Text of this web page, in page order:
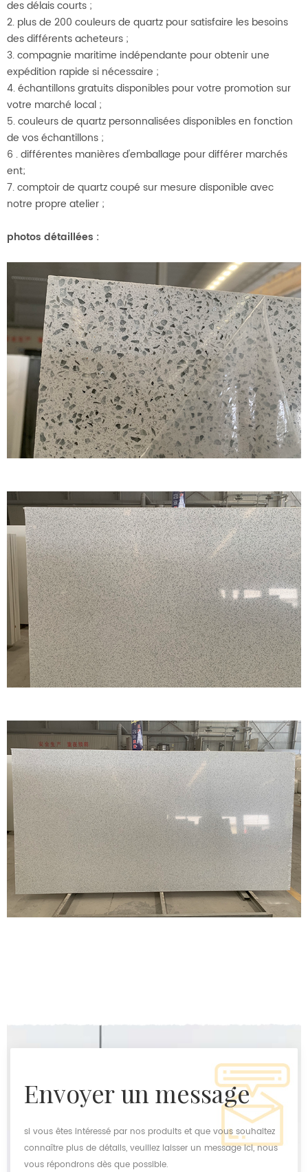
des délais courts ;
2. plus de 200 couleurs de quartz pour satisfaire les besoins
des différents acheteurs ;
3. compagnie maritime indépendante pour obtenir une
expédition rapide si nécessaire ;
4. échantillons gratuits disponibles pour votre promotion sur
votre marché local ;
5. couleurs de quartz personnalisées disponibles en fonction
de vos échantillons ;
6 . différentes manières d'emballage pour différer marchés
ent;
7. comptoir de quartz coupé sur mesure disponible avec
notre propre atelier ;
photos détaillées :
envoyer un message
si vous êtes intéressé par nos produits et que vous souhaitez
connaître plus de détails, veuillez laisser un message ici, nous
vous répondrons dès que possible.